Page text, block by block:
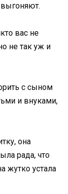
вас не
не так уж и
с сыном
и внуками,
она
рада, что
жутко устала